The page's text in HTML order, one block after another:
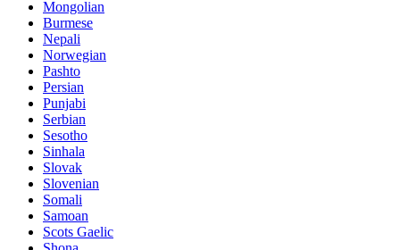
Mongolian
Burmese
Nepali
Norwegian
Pashto
Persian
Punjabi
Serbian
Sesotho
Sinhala
Slovak
Slovenian
Somali
Samoan
Scots Gaelic